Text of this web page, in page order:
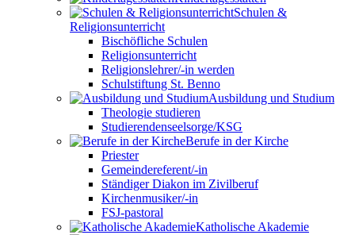
Schulen &
Religionsunterricht
Bischöfliche Schulen
Religionsunterricht
Religionslehrer/-in werden
Schulstiftung St. Benno
Ausbildung und Studium
Theologie studieren
Studierendenseelsorge/KSG
Berufe in der Kirche
Priester
Gemeindereferent/-in
Ständiger Diakon im Zivilberuf
Kirchenmusiker/-in
FSJ-pastoral
Katholische Akademie